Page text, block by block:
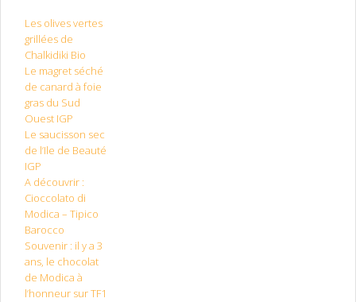
Les olives vertes
grillées de
Chalkidiki Bio
Le magret séché
de canard à foie
gras du Sud
Ouest IGP
Le saucisson sec
de l’Ile de Beauté
IGP
A découvrir :
Cioccolato di
Modica – Tipico
Barocco
Souvenir : il y a 3
ans, le chocolat
de Modica à
l’honneur sur TF1